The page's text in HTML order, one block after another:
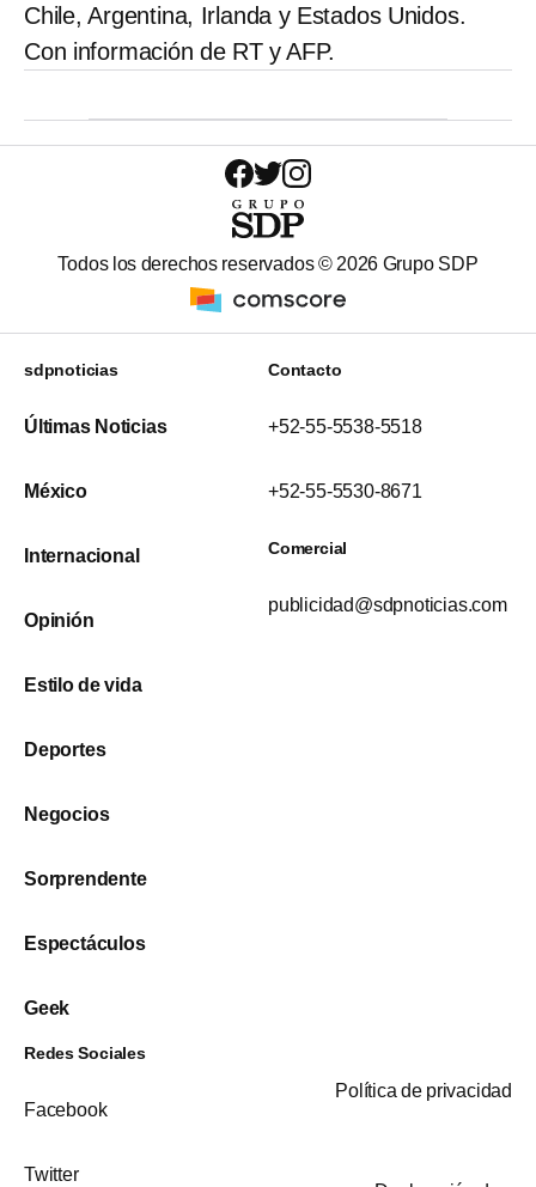
Chile, Argentina, Irlanda y Estados Unidos.
Con información de RT y AFP.
Todos los derechos reservados © 2026 Grupo SDP
sdpnoticias
Últimas Noticias
México
Internacional
Opinión
Estilo de vida
Deportes
Negocios
Sorprendente
Espectáculos
Geek
Contacto
+52-55-5538-5518
+52-55-5530-8671
Comercial
publicidad@sdpnoticias.com
Redes Sociales
Facebook
Twitter
Política de privacidad